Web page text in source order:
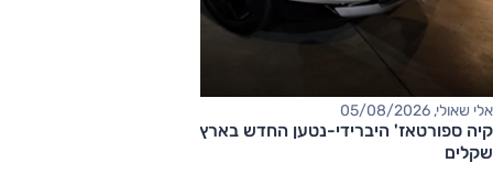
אלי שאולי, 05/08/2026
שקלים